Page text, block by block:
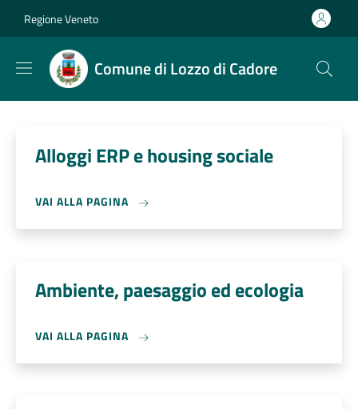
Regione Veneto
Comune di Lozzo di Cadore
Alloggi ERP e housing sociale
VAI ALLA PAGINA
Ambiente, paesaggio ed ecologia
VAI ALLA PAGINA